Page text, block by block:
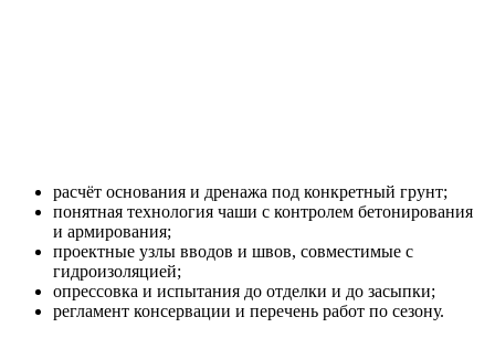
расчёт основания и дренажа под конкретный грунт;
понятная технология чаши с контролем бетонирования
и армирования;
проектные узлы вводов и швов, совместимые с
гидроизоляцией;
опрессовка и испытания до отделки и до засыпки;
регламент консервации и перечень работ по сезону.